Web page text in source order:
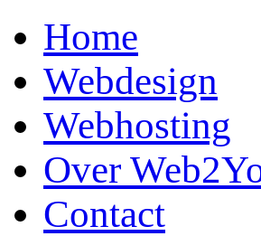
Home
Webdesign
Webhosting
Over
Contact